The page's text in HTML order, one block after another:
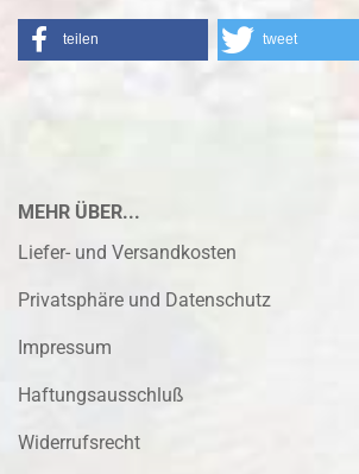
teilen tweet
MEHR ÜBER...
Liefer- und Versandkosten
Privatsphäre und Datenschutz
Impressum
Haftungsausschluß
Widerrufsrecht